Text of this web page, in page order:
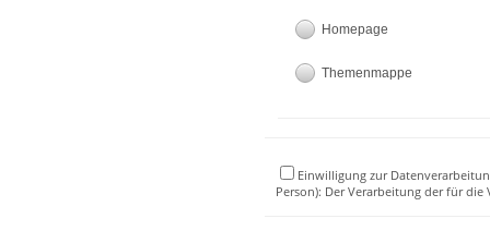
Homepage
Themenmappe
Einwilligung zur
Person): Der Verarbeitung der für